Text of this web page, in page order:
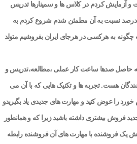
و آزمایش کردم در کلاس ها و سمینارها تدریس
کردم وبعد از اینکه 100 درصد نسبت به آن مطمئن شدم شروع کردم به
چگونه به هرکسی در هرجای ایران بفروشیم متولد
حاصل صدها ساعت کار عملی ،مطالعه،تدریس و
هست. تجربه ها و تکنیک هایی که با آن می
را عوض کنید و مهارت های جدیدی یاد بگیریدو
فروش بیشتری داشته باشید زیرا که و همانطور
یک فروشنده با مهارت های آن فروشنده رابطه